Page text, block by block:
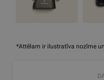
*Attēlam ir ilustratīva nozīme